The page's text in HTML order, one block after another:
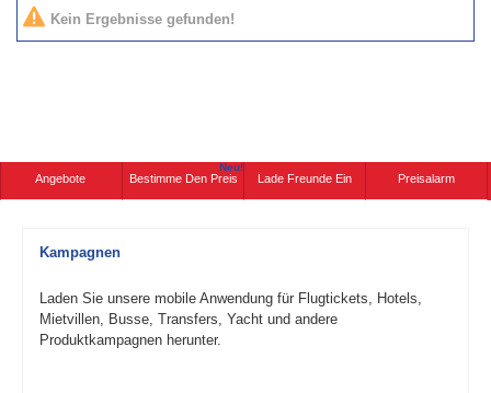
Kein Ergebnisse gefunden!
Angebote Bestimme Den Preis
Neu!
Lade Freunde Ein Preisalarm
Kampagnen
Laden Sie unsere mobile Anwendung für Flugtickets, Hotels,
Mietvillen, Busse, Transfers, Yacht und andere
Produktkampagnen herunter.